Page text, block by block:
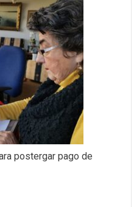
postergar pago de